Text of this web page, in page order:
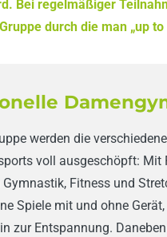
Bei regelmäßiger
durch die man „up to
werden die
voll ausgeschöpft: Mit
Fitness und
Spiele mit und ohne
zur Entspannung.